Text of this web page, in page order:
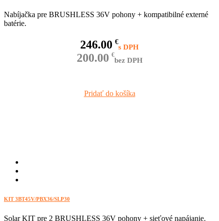
Nabíjačka pre BRUSHLESS 36V pohony + kompatibilné externé
batérie.
€
246.00
€
200.00 bez DPH
Pridať do košíka
KIT 3BT45V/PBX36/SLP30
Solar KIT pre 2 BRUSHLESS 36V pohony + sieťové napájanie.